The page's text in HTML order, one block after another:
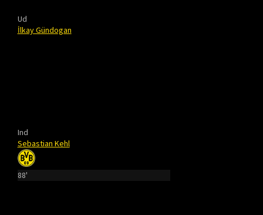
Ud
İlkay Gündogan
Ind
Sebastian Kehl
88'